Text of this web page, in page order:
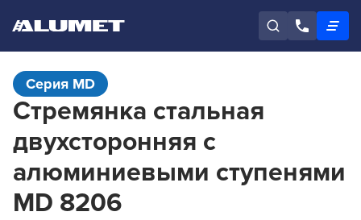
Серия MD
Стремянка стальная
двухсторонняя с
алюминиевыми ступенями
MD 8206